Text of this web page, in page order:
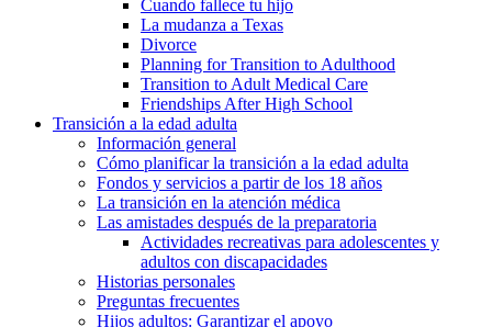
Cuando fallece tu hijo
La mudanza a Texas
Divorce
Planning for Transition to Adulthood
Transition to Adult Medical Care
Friendships After High School
Transición a la edad adulta
Información general
Cómo planificar la transición a la edad adulta
Fondos y servicios a partir de los 18 años
La transición en la atención médica
Las amistades después de la preparatoria
Actividades recreativas para adolescentes y
adultos con discapacidades
Historias personales
Preguntas frecuentes
Hijos adultos: Garantizar el apoyo